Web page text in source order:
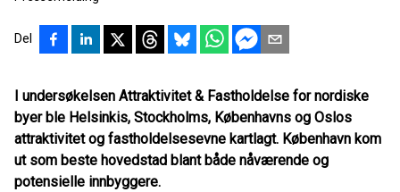
Del
I undersøkelsen Attraktivitet & Fastholdelse for nordiske
byer ble Helsinkis, Stockholms, Københavns og Oslos
attraktivitet og fastholdelsesevne kartlagt. København kom
ut som beste hovedstad blant både nåværende og
potensielle innbyggere.